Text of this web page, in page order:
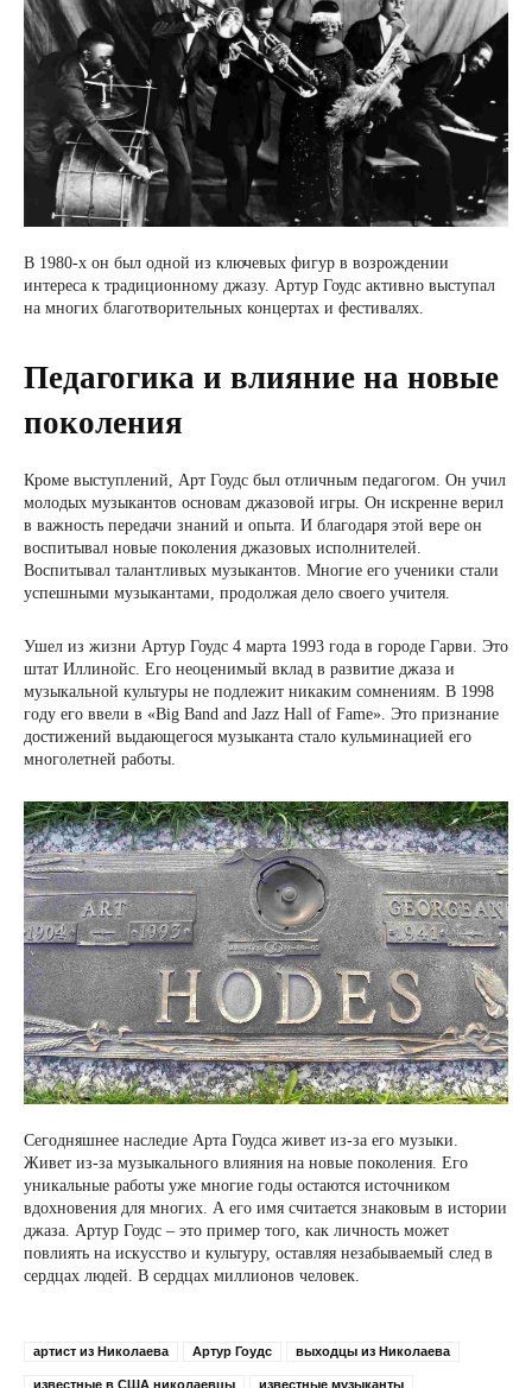
В 1980-х он был одной из ключевых фигур в возрождении
интереса к традиционному джазу. Артур Гоудс активно выступал
на многих благотворительных концертах и ​​фестивалях.
Педагогика и влияние на новые
поколения
Кроме выступлений, Арт Гоудс был отличным педагогом. Он учил
молодых музыкантов основам джазовой игры. Он искренне верил
в важность передачи знаний и опыта. И благодаря этой вере он
воспитывал новые поколения джазовых исполнителей.
Воспитывал талантливых музыкантов. Многие его ученики стали
успешными музыкантами, продолжая дело своего учителя.
Ушел из жизни Артур Гоудс 4 марта 1993 года в городе Гарви. Это
штат Иллинойс. Его неоценимый вклад в развитие джаза и
музыкальной культуры не подлежит никаким сомнениям. В 1998
году его ввели в «Big Band and Jazz Hall of Fame». Это признание
достижений выдающегося музыканта стало кульминацией его
многолетней работы.
Сегодняшнее наследие Арта Гоудса живет из-за его музыки.
Живет из-за музыкального влияния на новые поколения. Его
уникальные работы уже многие годы остаются источником
вдохновения для многих. А его имя считается знаковым в истории
джаза. Артур Гоудс – это пример того, как личность может
повлиять на искусство и культуру, оставляя незабываемый след в
сердцах людей. В сердцах миллионов человек.
артист из Николаева Артур Гоудс выходцы из Николаева
известные в США николаевцы известные музыканты